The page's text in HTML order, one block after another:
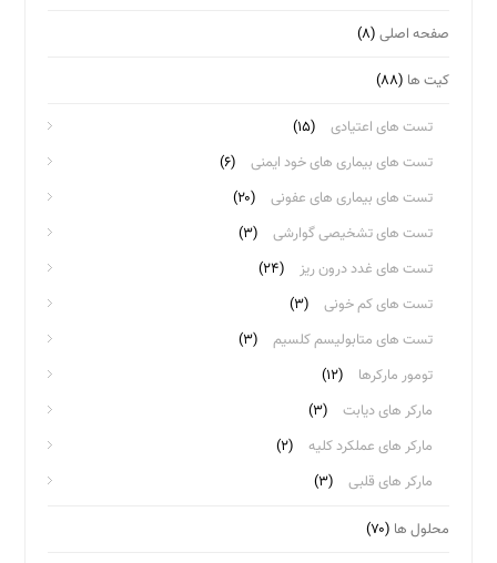
صفحه اصلی (۸)
کیت ها (۸۸)
تست های اعتیادی
(۱۵)
تست های بیماری های خود ایمنی
(۶)
تست های بیماری های عفونی
(۲۰)
تست های تشخیصی گوارشی
(۳)
تست های غدد درون ریز
(۲۴)
تست های کم خونی
(۳)
تست های متابولیسم کلسیم
(۳)
تومور مارکرها
(۱۲)
مارکر های دیابت
(۳)
مارکر های عملکرد کلیه
(۲)
مارکر های قلبی
(۳)
محلول ها (۷۰)